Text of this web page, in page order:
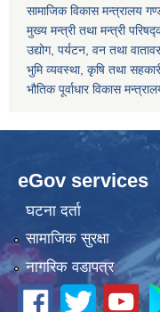
सामाजिक विकास मन्त्रालय
मुख्य मन्त्री तथा मन्त्री
उद्योग, पर्यटन, वन तथा
भुमि व्यवस्था, कृषि तथा
भौतिक पूर्वाधार विकास
eGov services
घटना दर्ता
सामाजिक सुरक्षा
नागरिक वडापत्र